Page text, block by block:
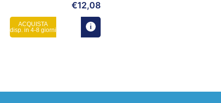
€12,08
ACQUISTA
disp. in 4-8 giorni